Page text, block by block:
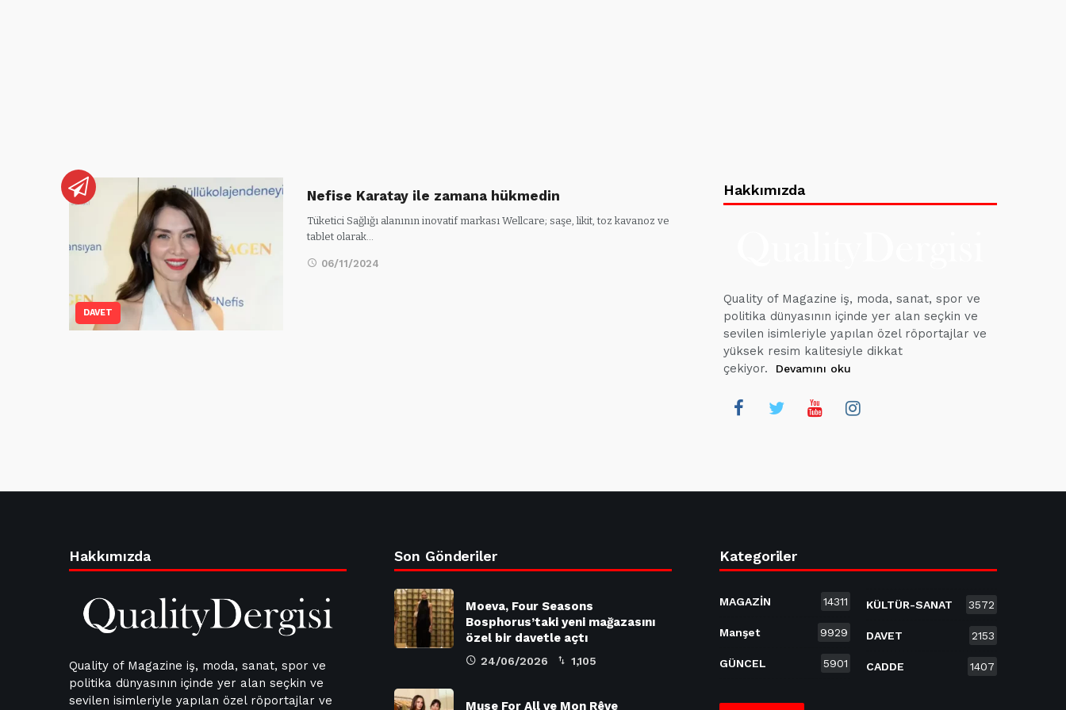
DAVET
Nefise Karatay ile zamana hükmedin
Tüketici Sağlığı alanının inovatif markası Wellcare; saşe, likit, toz kavanoz ve
tablet olarak…
06/11/2024
Hakkımızda
Quality of Magazine iş, moda, sanat, spor ve
politika dünyasının içinde yer alan seçkin ve
sevilen isimleriyle yapılan özel röportajlar ve
yüksek resim kalitesiyle dikkat
çekiyor.
Devamını oku
Hakkımızda
Quality of Magazine iş, moda, sanat, spor ve
politika dünyasının içinde yer alan seçkin ve
sevilen isimleriyle yapılan özel röportajlar ve
Son Gönderiler
Moeva, Four Seasons
Bosphorus’taki yeni mağazasını
özel bir davetle açtı
24/06/2026 1,105
Muse For All ve Mon Rêve
Kategoriler
MAGAZİN 14311
Manşet 9929
GÜNCEL 5901
KÜLTÜR-SANAT 3572
DAVET 2153
CADDE 1407